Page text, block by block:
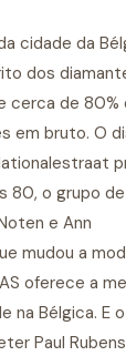
cidade da
dos
de 80%
em bruto. O
80, o grupo de
e Ann
mudou a
oferece a
Bélgica. E o
Paul Rubens